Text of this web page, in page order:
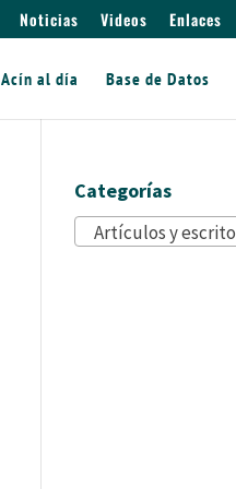
Noticias Videos Enlaces
Acín al día Base de Datos
Categorías
Artículos y escritos (822)